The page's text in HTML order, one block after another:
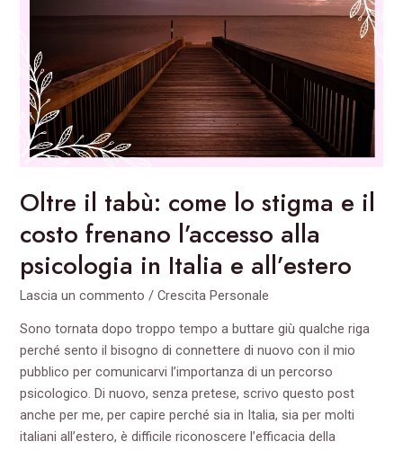
Oltre il tabù: come lo stigma e il
costo frenano l’accesso alla
psicologia in Italia e all’estero
Lascia un commento /Crescita Personale
Sono tornata dopo troppo tempo a buttare giù qualche riga
perché sento il bisogno di connettere di nuovo con il mio
pubblico per comunicarvi l’importanza di un percorso
psicologico. Di nuovo, senza pretese, scrivo questo post
anche per me, per capire perché sia in Italia, sia per molti
italiani all’estero, è difficile riconoscere l’efficacia della
costo
frenano
l’accesso
psicologia
in
Italia
all’estero